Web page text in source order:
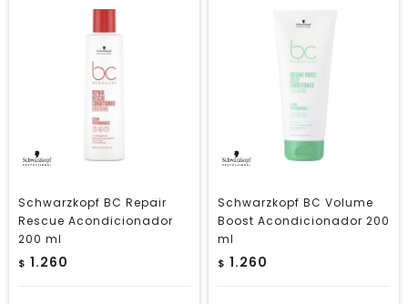
Schwarzkopf BC Repair
Rescue Acondicionador
200 ml
$ 1.260
Schwarzkopf BC Volume
Boost Acondicionador 200
ml
$ 1.260